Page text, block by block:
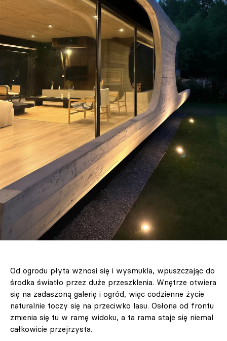
Od ogrodu płyta wznosi się i wysmukla, wpuszczając do
środka światło przez duże przeszklenia. Wnętrze otwiera
się na zadaszoną galerię i ogród, więc codzienne życie
naturalnie toczy się na przeciwko lasu. Osłona od frontu
zmienia się tu w ramę widoku, a ta rama staje się niemal
całkowicie przejrzysta.